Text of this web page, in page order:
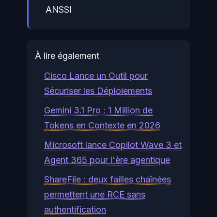
ANSSI
À lire également
Cisco Lance un Outil pour
Sécuriser les Déploiements
Gemini 3.1 Pro : 1 Million de
Tokens en Contexte en 2026
Microsoft lance Copilot Wave 3 et
Agent 365 pour l'ère agentique
ShareFile : deux failles chaînées
permettent une RCE sans
authentification